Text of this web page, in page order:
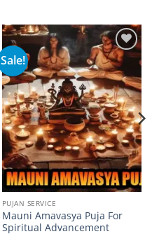
Sale!
Add to
wishlist
PUJAN SERVICE
Mauni Amavasya Puja For
Spiritual Advancement